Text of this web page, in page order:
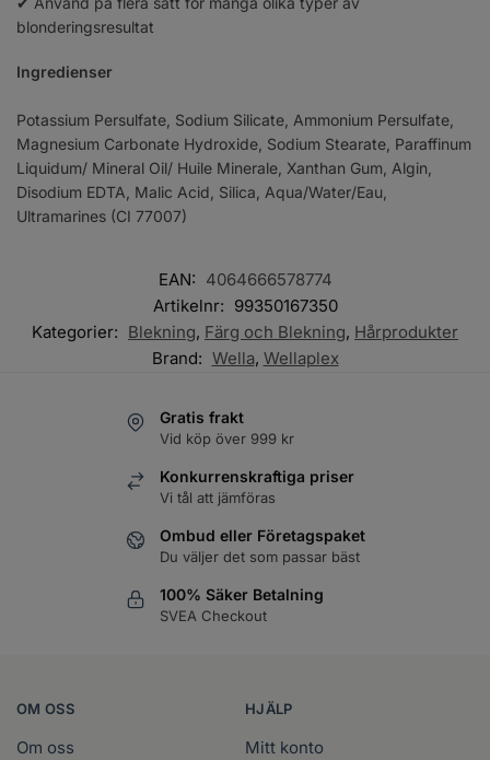
blonderingsresultat
Ingredienser
Potassium Persulfate, Sodium Silicate, Ammonium Persulfate,
Magnesium Carbonate Hydroxide, Sodium Stearate, Paraffinum
Liquidum/ Mineral Oil/ Huile Minerale, Xanthan Gum, Algin,
Disodium EDTA, Malic Acid, Silica, Aqua/Water/Eau,
Ultramarines (CI 77007)
EAN: 4064666578774
Artikelnr: 99350167350
Kategorier: Blekning, Färg och Blekning, Hårprodukter
Brand: Wella, Wellaplex
Gratis frakt
Vid köp över 999 kr
Konkurrenskraftiga priser
Vi tål att jämföras
Ombud eller Företagspaket
Du väljer det som passar bäst
100% Säker Betalning
SVEA Checkout
OM OSS
Om oss
HJÄLP
Mitt konto